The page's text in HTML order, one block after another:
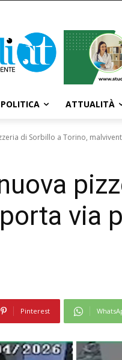
POLITICA ATTUALITÀ
di Sorbillo a Torino,
via
Pinterest